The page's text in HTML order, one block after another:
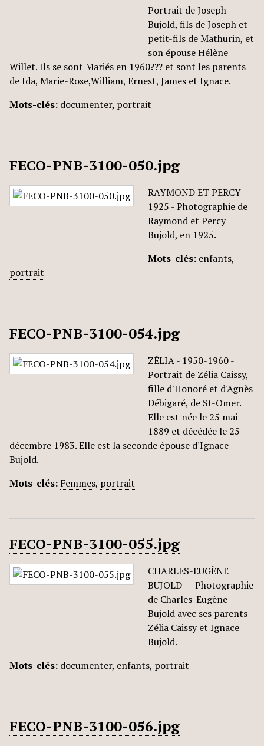
Portrait de Joseph
Bujold, fils de Joseph et
petit-fils de Mathurin, et
son épouse Hélène
Willet. Ils se sont Mariés en 1960??? et sont les parents
de Ida, Marie-Rose,William, Ernest, James et Ignace.
Mots-clés: documenter, portrait
FECO-PNB-3100-050.jpg
RAYMOND ET PERCY -
1925 - Photographie de
Raymond et Percy
Bujold, en 1925.
Mots-clés: enfants,
portrait
FECO-PNB-3100-054.jpg
ZÉLIA - 1950-1960 -
Portrait de Zélia Caissy,
fille d'Honoré et d'Agnès
Débigaré, de St-Omer.
Elle est née le 25 mai
1889 et décédée le 25
décembre 1983. Elle est la seconde épouse d'Ignace
Bujold.
Mots-clés: Femmes, portrait
FECO-PNB-3100-055.jpg
CHARLES-EUGÈNE
BUJOLD - - Photographie
de Charles-Eugène
Bujold avec ses parents
Zélia Caissy et Ignace
Bujold.
Mots-clés: documenter, enfants, portrait
FECO-PNB-3100-056.jpg